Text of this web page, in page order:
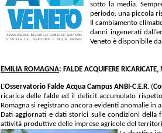
sotto la media.
periodo: una piccola
Il cambiamento
danni ingenerati
Veneto è disponibile
EMILIA ROMAGNA: FALDE ACQUIFERE
L’Osservatorio Falde Acqua Campus ANBI-C.E.R. (
ricarica delle falde ed il deficit accumulato
Romagna si registrano ancora evidenti anomalie in
Dati aggiornati e dati storici sulle condizioni della
attività produttive delle imprese agricole del